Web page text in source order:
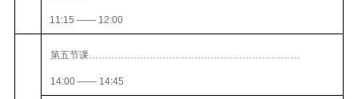
11:15 —— 12:00
第五节课…………………………………………………………
14:00 —— 14:45